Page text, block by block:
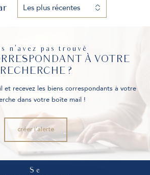
Les plus récentes
n'avez pas trouvé
À VOTRE
RECHERCHE ?
et recevez les biens correspondants à votre
dans votre boîte mail !
créer l'alerte
Se